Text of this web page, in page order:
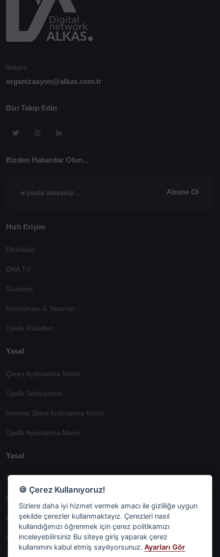
İletişim
organizasyon@alkas.com.tr
Bizi Takip Edin
Bizden Haberdar Olun...
Abone Ol
Hızlı Erişim
Etkinlikler
DNA TV
Gündem
Konuşmacı & Yazarlar
Üyelik Paketleri
Yasal
Çerez Aydinlatma Metni̇
Üyeli̇k Sözleşmesi̇
İnternet Si̇tesi̇ Aydinlatma Metni̇
Üyeli̇k Aydinlatma Metni̇
Yasal
İşlem Rehberi̇
Etk İzni̇ Metni̇
6698 Sayili Kvkk Gereği̇nce Veri̇ Sorumlusuna Başvuru Formu
Veri Sorumlularına Başvuru Formu
🍪 Çerez Kullanıyoruz!
Sizlere daha iyi hizmet vermek amacı ile gizliliğe uygun
şekilde çerezler kullanmaktayız. Çerezleri nasıl
kullandığımızı öğrenmek için çerez politikamızı
inceleyebilirsiniz Bu siteye giriş yaparak çerez
kullanımını kabul etmiş sayılıyorsunuz.Ayarları Gör